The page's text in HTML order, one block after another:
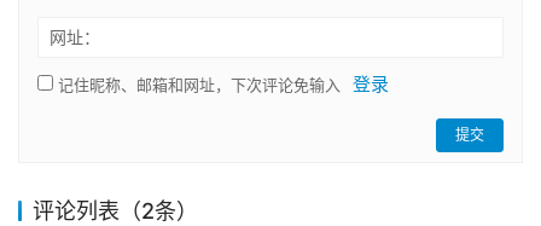
网址：
记住昵称、邮箱和网址，下次评论免输入 登录
提交
评论列表（2条）